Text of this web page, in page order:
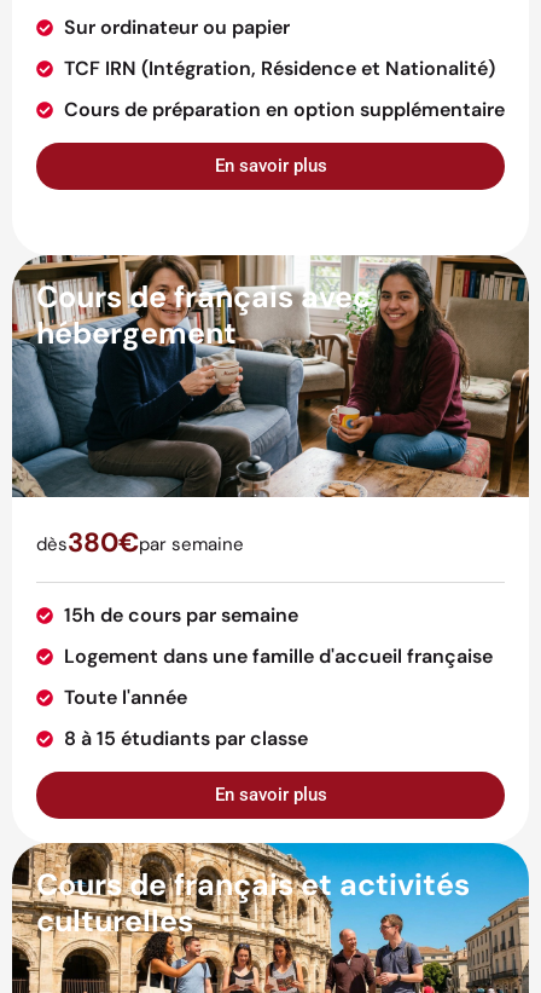
Sur ordinateur ou papier
TCF IRN (Intégration, Résidence et Nationalité)
Cours de préparation en option supplémentaire
En savoir plus
Cours de français avec
hébergement
dès380€par semaine
15h de cours par semaine
Logement dans une famille d'accueil française
Toute l'année
8 à 15 étudiants par classe
En savoir plus
Cours de français et activités
culturelles